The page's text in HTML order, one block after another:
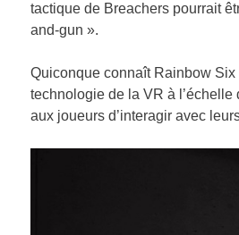
tactique de Breachers pourrait
and-gun ».
Quiconque connaît Rainbow Six
technologie de la VR à
aux joueurs d’interagir avec